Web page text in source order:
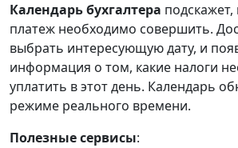
Календарьбухгалтера подскажет,
платеж необходимо совершить.
выбрать интересующую дату, и
информация о том, какие налоги
уплатить в этот день. Календарь
режиме реального времени.
Полезные сервисы: